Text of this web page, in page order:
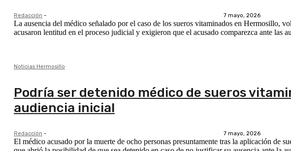
Redacción - 7 mayo, 2026
La ausencia del médico señalado por el caso de los sueros vitaminados en Hermosillo,
acusaron lentitud en el proceso judicial y exigieron que el acusado comparezca ante las
Noticias Hermosillo
Podría ser detenido médico de sueros
audiencia inicial
Redacción - 7 mayo, 2026
El médico acusado por la muerte de ocho personas presuntamente tras la aplicación de